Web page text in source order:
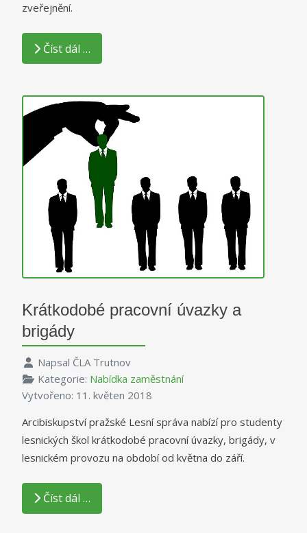
zveřejnění.
Číst dál …
Krátkodobé pracovní úvazky a
brigády
Napsal ČLA Trutnov
Kategorie: Nabídka zaměstnání
Vytvořeno: 11. květen 2018
Arcibiskupství pražské Lesní správa nabízí pro studenty
lesnických škol krátkodobé pracovní úvazky, brigády, v
lesnickém provozu na období od května do září.
Číst dál …